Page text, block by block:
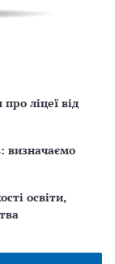
ліцеї від
визначаємо
освіти,